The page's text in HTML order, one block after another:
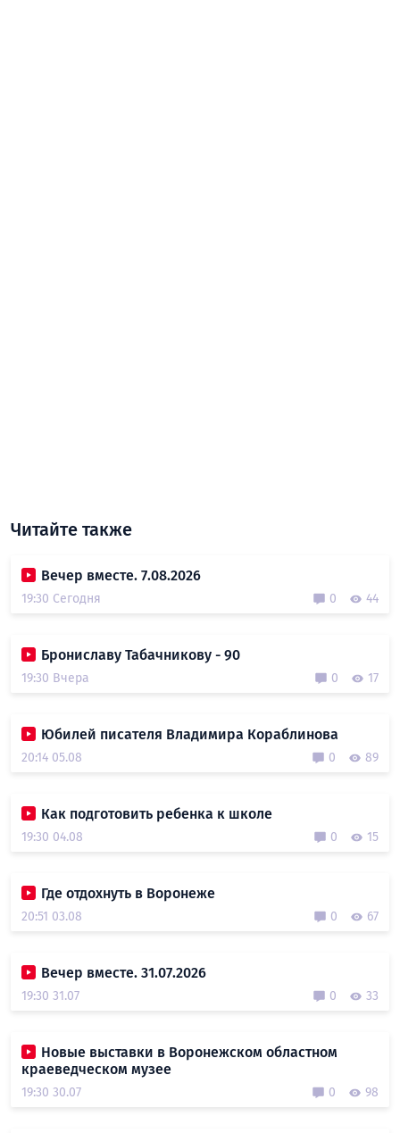
Читайте также
Вечер вместе. 7.08.2026
19:30 Сегодня 0 44
Брониславу Табачникову - 90
19:30 Вчера 0 17
Юбилей писателя Владимира Кораблинова
20:14 05.08 0 89
Как подготовить ребенка к школе
19:30 04.08 0 15
Где отдохнуть в Воронеже
20:51 03.08 0 67
Вечер вместе. 31.07.2026
19:30 31.07 0 33
Новые выставки в Воронежском областном
краеведческом музее
19:30 30.07 0 98